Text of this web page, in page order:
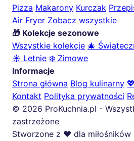
Pizza Makarony Kurczak
Air Fryer Zobacz wszystkie
🎁 Kolekcje sezonowe
Wszystkie kolekcje 🎄
☀️ Letnie ❄️ Zimowe
Informacje
Strona główna Blog kulinarny
Kontakt Polityka prywatności
© 2026 ProKuchnia.pl -
zastrzeżone
Stworzone z ❤️ dla miłośników